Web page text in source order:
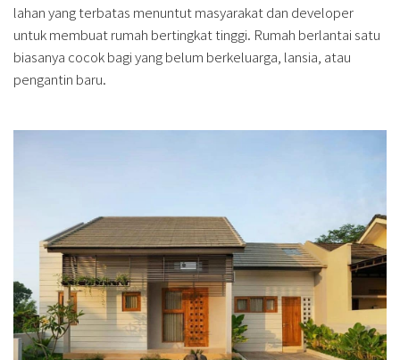
lahan yang terbatas menuntut masyarakat dan developer
untuk membuat rumah bertingkat tinggi. Rumah berlantai satu
biasanya cocok bagi yang belum berkeluarga, lansia, atau
pengantin baru.